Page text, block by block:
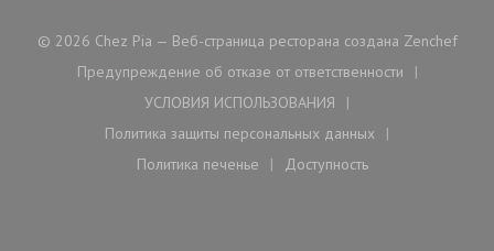
© 2026 Chez Pia — Веб-страница ресторана создана Zenchef
Предупреждение об отказе от ответственности
((открывается в новом окне))
УСЛОВИЯ ИСПОЛЬЗОВАНИЯ
((открывается в новом окне))
Политика защиты персональных данных
((открывается в новом окне))
Политика печенье
((открывается в новом окне))
Доступность